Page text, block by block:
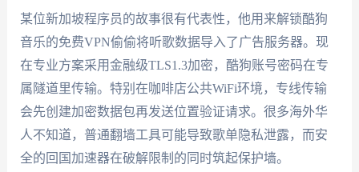
某位新加坡程序员的故事很有代表性，他用来解锁酷狗
音乐的免费VPN偷偷将听歌数据导入了广告服务器。现
在专业方案采用金融级TLS1.3加密，酷狗账号密码在专
属隧道里传输。特别在咖啡店公共WiFi环境，专线传输
会先创建加密数据包再发送位置验证请求。很多海外华
人不知道，普通翻墙工具可能导致歌单隐私泄露，而安
全的回国加速器在破解限制的同时筑起保护墙。